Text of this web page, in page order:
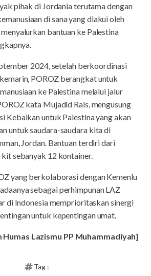
pihak di Jordania terutama dengan
di sana yang diakui oleh
bantuan ke Palestina
2024, setelah berkoordinasi
POROZ berangkat untuk
ke Palestina melalui jalur
kata Mujadid Rais, mengusung
Kebaikan untuk Palestina yang akan
untuk saudara-saudara kita di
Jordan. Bantuan terdiri dari
kit sebanyak 12 kontainer.
yang berkolaborasi dengan Kemenlu
sebagai perhimpunan LAZ
di Indonesia memprioritaskan sinergi
untuk kepentingan umat.
Humas Lazismu PP Muhammadiyah]
Tag :